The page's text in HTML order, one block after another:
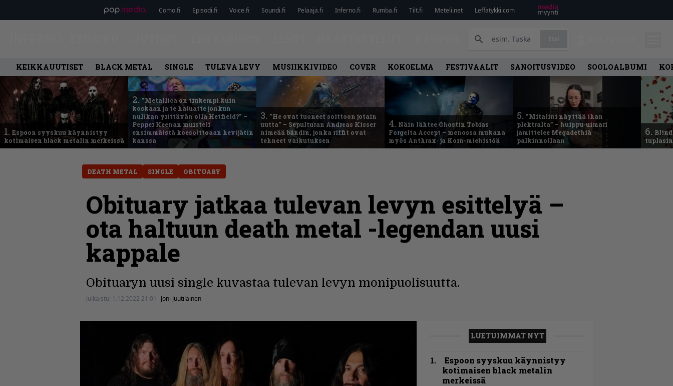
Como.fi Episodi.fi Voice.fi Soundi.fi Pelaaja.fi Inferno.fi Rumba.fi Tilt.fi Meteli.net Leffatykki.com
KEIKKAUUTISET BLACK METAL SINGLE TULEVA LEVY MUSIIKKIVIDEO COVER KOKOELMA FESTIVAALIT SANOITUSVIDEO SOOLOALBUMI
1. Espoon syyskuu käynnistyy
kotimaisen black metalin merkeissä
2. ”Metallica on tiukempi kuin
koskaan ja te haluatte jonkun
nulikan yrittävän olla Hetfield?” –
Pepper Keenan muisteli
ensimmäistä koesoittoaan hevijätin
kanssa
3. ”He ovat tuoneet soittoon jotain
uutta” – Sepulturan Andreas Kisser
nimeää bändin, jonka riffit ovat
tehneet vaikutuksen
4. Näin lähtee Ghostin Tobias
Forgelta Accept – menossa mukana
myös Anthrax- ja Korn-miehistöä
5. ”Mitalini näyttää ihan
plektralta” – huippu-uimari
jamittelee Megadethiä
palkinnollaan
6.
DEATH METAL SINGLE OBITUARY
Obituary jatkaa tulevan levyn esittelyä –
ota haltuun death metal -legendan uusi
kappale
Obituaryn uusi single kuvastaa tulevan levyn monipuolisuutta.
Julkaistu: 1.12.2022 21:01 Joni Juutilainen
LUETUIMMAT NYT
Espoon syyskuu käynnistyy
kotimaisen black metalin
merkeissä